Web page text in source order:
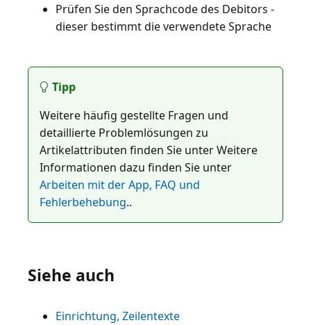
Prüfen Sie den Sprachcode des Debitors -
dieser bestimmt die verwendete Sprache
Tipp
Weitere häufig gestellte Fragen und
detaillierte Problemlösungen zu
Artikelattributen finden Sie unter Weitere
Informationen dazu finden Sie unter
Arbeiten mit der App, FAQ und
Fehlerbehebung..
Siehe auch
Einrichtung, Zeilentexte